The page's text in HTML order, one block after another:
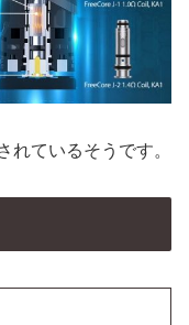
れているそうです。